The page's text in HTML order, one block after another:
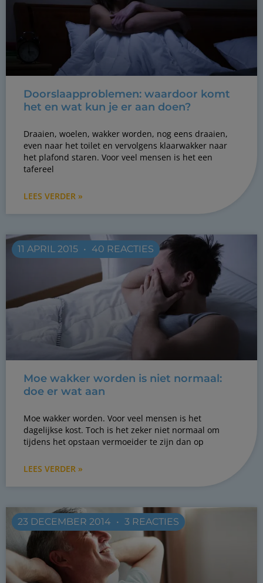
Doorslaapproblemen: waardoor komt
het en wat kun je er aan doen?
Draaien, woelen, wakker worden, nog eens draaien,
even naar het toilet en vervolgens klaarwakker naar
het plafond staren. Voor veel mensen is het een
tafereel
LEES VERDER »
Moe wakker worden is niet normaal:
doe er wat aan
Moe wakker worden. Voor veel mensen is het
dagelijkse kost. Toch is het zeker niet normaal om
tijdens het opstaan vermoeider te zijn dan op
LEES VERDER »
11 APRIL 2015 40 REACTIES
23 DECEMBER 2014 3 REACTIES